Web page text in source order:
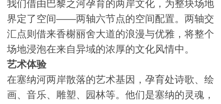
我们借由巴黎之河孕育的两岸文化，为整块场地
界定了空间——两轴六节点的空间配置。两轴交
汇点则借来香榭丽舍大道的浪漫与优雅，将整个
场地浸泡在来自异域的浓厚的文化风情中。
艺术体验
在塞纳河两岸散落的艺术基因，孕育处诗歌、绘
画、音乐、雕塑、园林等。他们是塞纳的灵魂，